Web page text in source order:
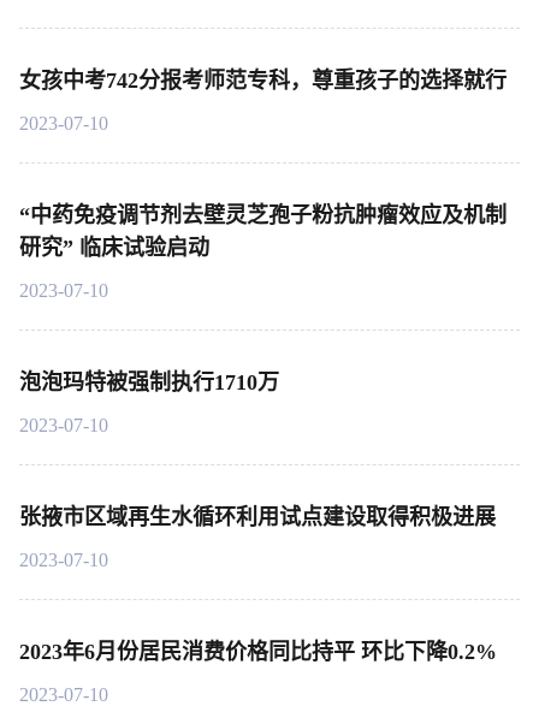
女孩中考742分报考师范专科，尊重孩子的选择就行
2023-07-10
“中药免疫调节剂去壁灵芝孢子粉抗肿瘤效应及机制
研究” 临床试验启动
2023-07-10
泡泡玛特被强制执行1710万
2023-07-10
张掖市区域再生水循环利用试点建设取得积极进展
2023-07-10
2023年6月份居民消费价格同比持平 环比下降0.2%
2023-07-10